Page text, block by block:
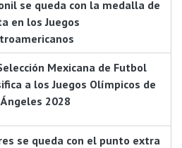
se queda con la medalla de
en los Juegos
Mexicana de Futbol
a los Juegos Olímpicos de
2028
se queda con el punto extra